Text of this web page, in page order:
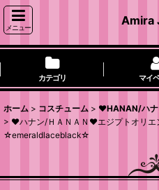
メニュー
Amira
カテゴリ マイ
ホーム > コスチューム > ❤HANAN/ハナ
> ❤ハナン/ＨＡＮＡＮ❤エジプトオリエ
☆emeraldlaceblack☆